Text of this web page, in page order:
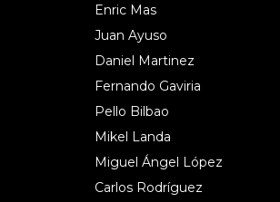
Enric Mas
Juan Ayuso
Daniel Martinez
Fernando Gaviria
Pello Bilbao
Mikel Landa
Miguel Ángel López
Carlos Rodríguez